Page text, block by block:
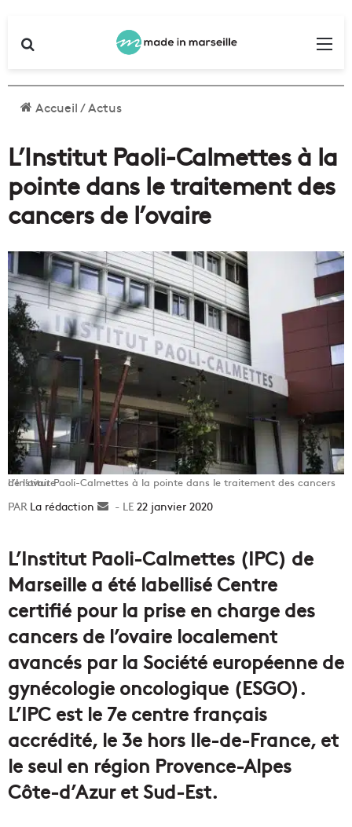
Accueil/Actus
L’Institut Paoli-Calmettes à la
pointe dans le traitement des
cancers de l’ovaire
L’Institut Paoli-Calmettes à la pointe dans le traitement des cancers de l’ovaire
La rédaction
Envoyer22 janvier 2020
L’Institut Paoli-Calmettes (IPC) de
Marseille a été labellisé Centre
certifié pour la prise en charge des
cancers de l’ovaire localement
avancés par la Société européenne de
gynécologie oncologique (ESGO).
L’IPC est le 7e centre français
accrédité, le 3e hors Ile-de-France, et
le seul en région Provence-Alpes
Côte-d’Azur et Sud-Est.